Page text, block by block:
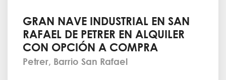
GRAN NAVE INDUSTRIAL EN SAN
RAFAEL DE PETRER EN ALQUILER
CON OPCIÓN A COMPRA
Petrer, Barrio San Rafael